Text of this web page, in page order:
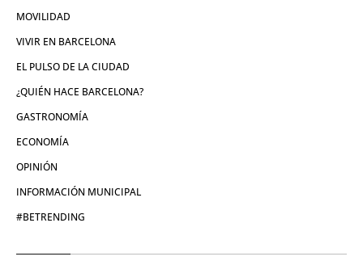
MOVILIDAD
VIVIR EN BARCELONA
EL PULSO DE LA CIUDAD
¿QUIÉN HACE BARCELONA?
GASTRONOMÍA
ECONOMÍA
OPINIÓN
INFORMACIÓN MUNICIPAL
#BETRENDING